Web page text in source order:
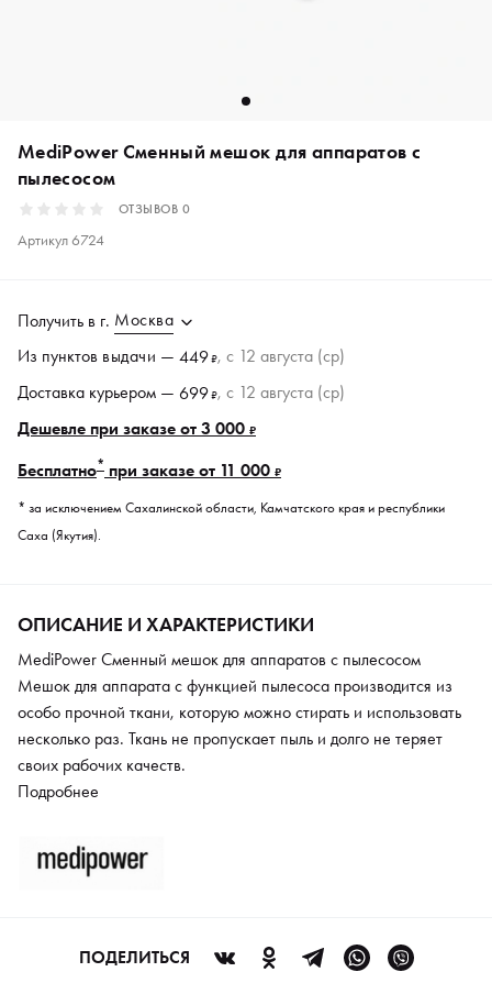
MediPower Cменный мешок для аппаратов с
пылесосом
ОТЗЫВОВ 0
Артикул 6724
Получить в г. Москва
Из пунктов выдачи — 449₽, c 12 августа (ср)
Доставка курьером — 699₽, c 12 августа (ср)
Дешевле при заказе от 3 000 ₽
Бесплатно* при заказе от 11 000 ₽
* за исключением Сахалинской области, Камчатского края и республики
Саха (Якутия).
ОПИСАНИЕ И ХАРАКТЕРИСТИКИ
MediPower Cменный мешок для аппаратов с пылесосом
Мешок для аппарата с функцией пылесоса производится из
особо прочной ткани, которую можно стирать и использовать
несколько раз. Ткань не пропускает пыль и долго не теряет
своих рабочих качеств.
Подробнее
ПОДЕЛИТЬСЯ